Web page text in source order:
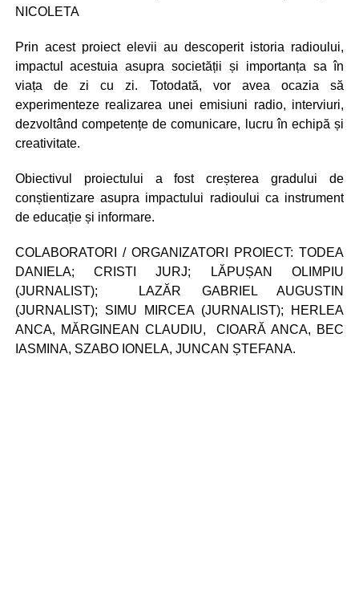
NICOLETA
Prin acest proiect elevii au descoperit istoria radioului,
impactul acestuia asupra societății și importanța sa în
viața de zi cu zi. Totodată, vor avea ocazia să
experimenteze realizarea unei emisiuni radio, interviuri,
dezvoltând competențe de comunicare, lucru în echipă și
creativitate.
Obiectivul proiectului a fost creșterea gradului de
conștientizare asupra impactului radioului ca instrument
de educație și informare.
COLABORATORI / ORGANIZATORI PROIECT: TODEA
DANIELA; CRISTI JURJ; LĂPUȘAN OLIMPIU
(JURNALIST); LAZĂR GABRIEL AUGUSTIN
(JURNALIST); SIMU MIRCEA (JURNALIST); HERLEA
ANCA, MĂRGINEAN CLAUDIU, CIOARĂ ANCA, BEC
IASMINA, SZABO IONELA, JUNCAN ȘTEFANA.